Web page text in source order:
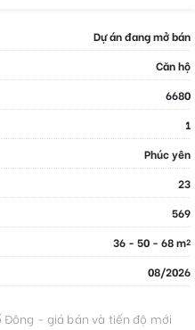
Dự án đang mở bán
Căn hộ
6680
1
Phúc yên
23
569
36 - 50 - 68 m2
08/2026
Đông - giá bán và tiến độ mới